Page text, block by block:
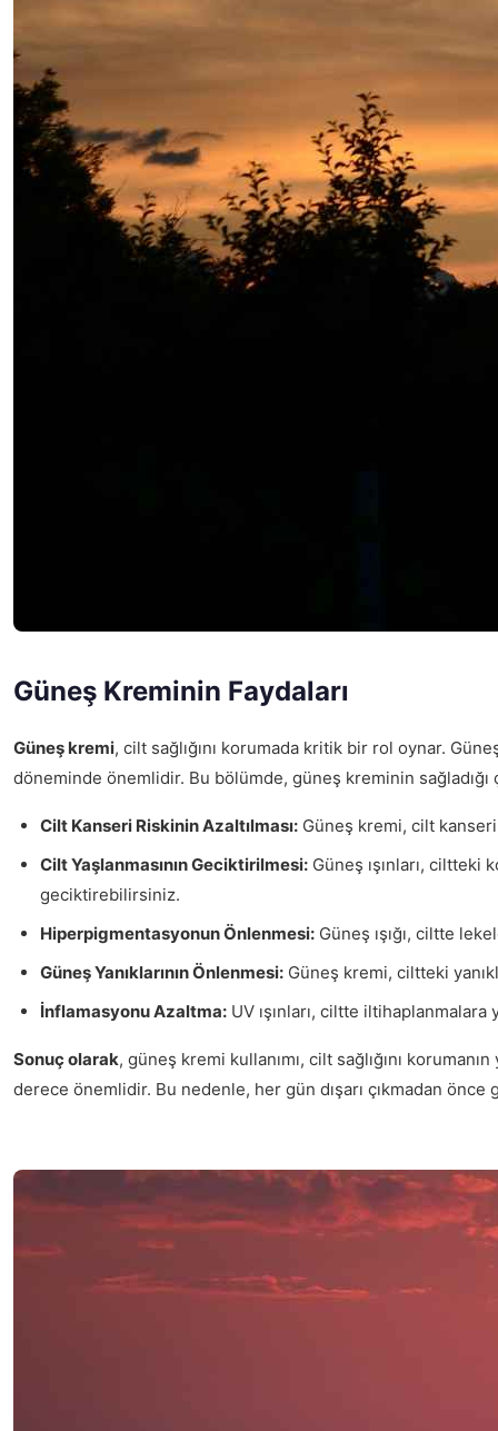
Güneş Kreminin Faydaları
Güneş kremi, cilt sağlığını korumada kritik bir rol oynar.
döneminde önemlidir. Bu bölümde, güneş kreminin
Cilt Kanseri Riskinin Azaltılması: Güneş kremi, cilt
Cilt Yaşlanmasının Geciktirilmesi: Güneş ışınları,
geciktirebilirsiniz.
Hiperpigmentasyonun Önlenmesi: Güneş ışığı, ciltte
Güneş Yanıklarının Önlenmesi: Güneş kremi, ciltteki
İnflamasyonu Azaltma: UV ışınları, ciltte
Sonuç olarak, güneş kremi kullanımı, cilt sağlığını
derece önemlidir. Bu nedenle, her gün dışarı çıkmadan